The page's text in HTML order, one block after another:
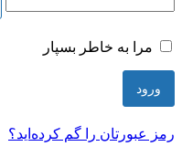
مرا به خاطر بسپار
رمز عبورتان را گم کرده‌اید؟